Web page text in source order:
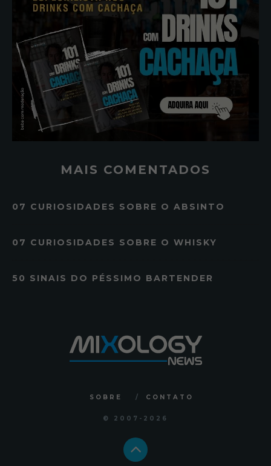
MAIS COMENTADOS
07 CURIOSIDADES SOBRE O ABSINTO
07 CURIOSIDADES SOBRE O WHISKY
50 SINAIS DO PÉSSIMO BARTENDER
SOBRE CONTATO
© 2007 -2026